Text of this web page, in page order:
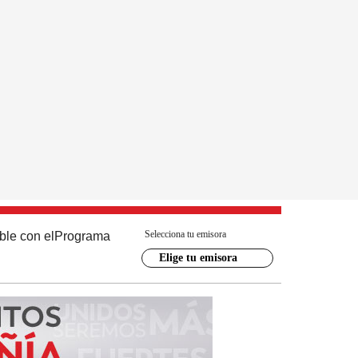
con el Programa Selecciona tu emisora
Elige tu emisora